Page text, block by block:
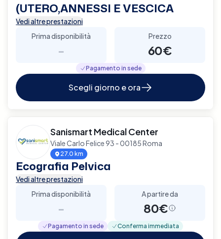
(UTERO,ANNESSI E VESCICA
Vedi altre prestazioni
Prima disponibilità
-
Prezzo
60€
Pagamento in sede
Scegli giorno e ora
Sanismart Medical Center
Viale Carlo Felice 93 - 00185 Roma
27.0 km
Ecografia Pelvica
Vedi altre prestazioni
Prima disponibilità
-
A partire da
80€
Pagamento in sede Conferma immediata